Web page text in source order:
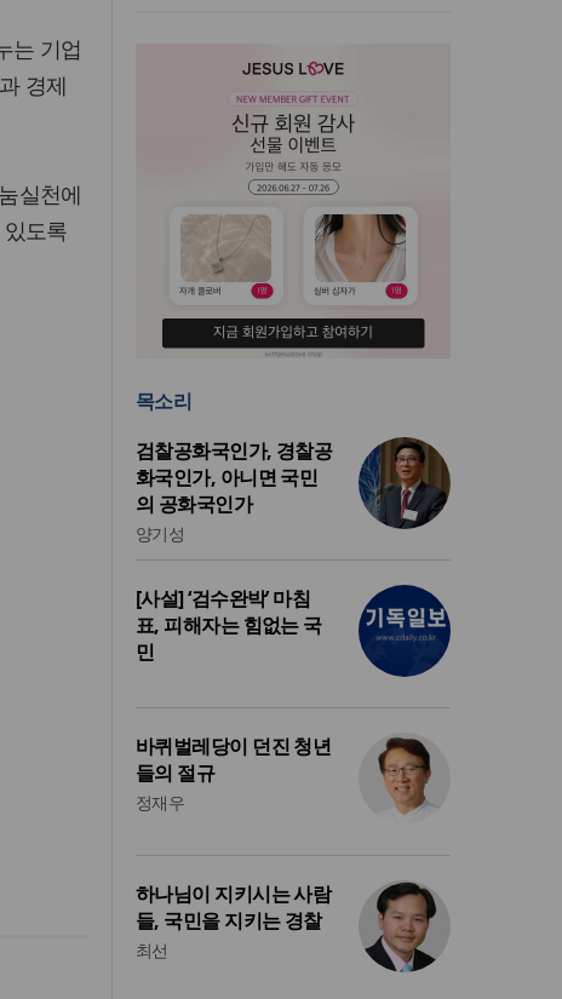
는 기업
경제
실천에
도록
목소리
검찰공화국인가, 경찰공
화국인가, 아니면 국민
의 공화국인가
양기성
[사설] ‘검수완박’ 마침
표, 피해자는 힘없는 국
민
바퀴벌레당이 던진 청년
들의 절규
정재우
하나님이 지키시는 사람
들, 국민을 지키는 경찰
최선